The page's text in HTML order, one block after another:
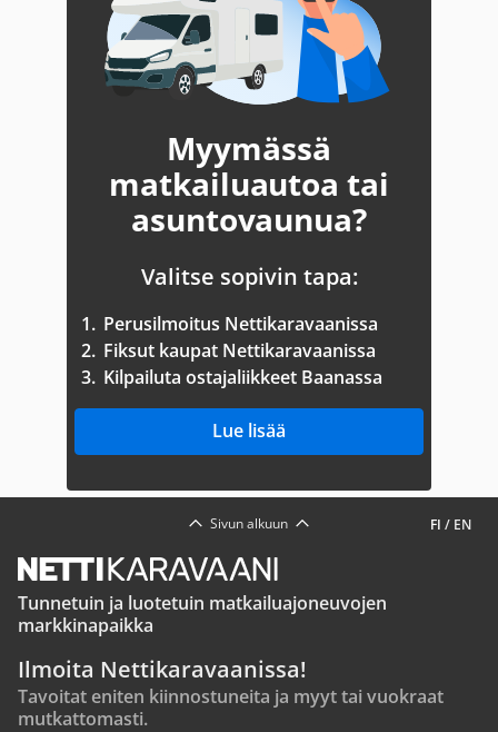
Myymässä
matkailuautoa tai
asuntovaunua?
Valitse sopivin tapa:
1. Perusilmoitus Nettikaravaanissa
2. Fiksut kaupat Nettikaravaanissa
3. Kilpailuta ostajaliikkeet Baanassa
Lue lisää
FI / EN
Sivun alkuun
Tunnetuin ja luotetuin matkailuajoneuvojen
markkinapaikka
Ilmoita Nettikaravaanissa!
Tavoitat eniten kiinnostuneita ja myyt tai vuokraat
mutkattomasti.